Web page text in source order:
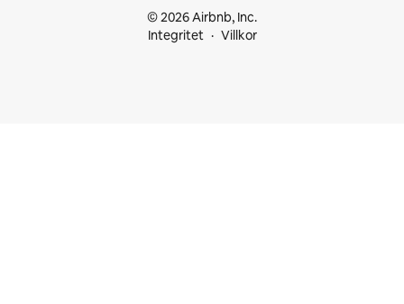
© 2026 Airbnb, Inc.
Integritet
Villkor